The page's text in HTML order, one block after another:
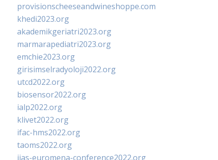
provisionscheeseandwineshoppe.com
khedi2023.org
akademikgeriatri2023.org
marmarapediatri2023.org
emchie2023.org
girisimselradyoloji2022.org
utcd2022.org
biosensor2022.org
ialp2022.org
klivet2022.org
ifac-hms2022.org
taoms2022.org
iias-euromena-conference2022.org